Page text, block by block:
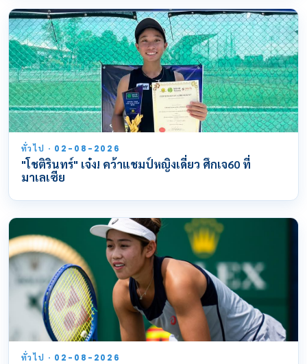
ทั่วไป · 02-08-2026
"โชติรินทร์" เจ๋ง! คว้าแชมป์หญิงเดี่ยว ศึกเจ60 ที่
มาเลเซีย
ทั่วไป · 02-08-2026